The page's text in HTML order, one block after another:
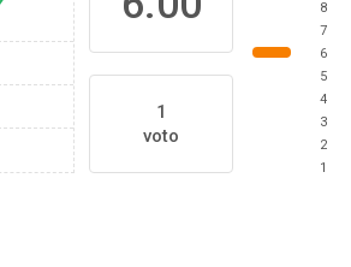
1
voto
8
7
6
5
4
3
2
1